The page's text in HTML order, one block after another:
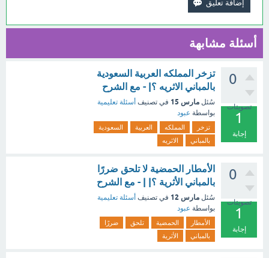
أسئلة مشابهة
0
تصويتات
1
إجابة
تزخر المملكه العربية السعودية
بالمباني الاثريه ؟| - مع الشرح
سُئل مارس 15 في تصنيف أسئلة تعليمية
بواسطة عبود
تزخر المملكه العربية
السعودية
بالمباني
الاثريه
0
تصويتات
1
إجابة
الأمطار الحمضية لا تلحق ضررًا
بالمباني الأثرية ؟| | - مع الشرح
سُئل مارس 12 في تصنيف أسئلة تعليمية
بواسطة عبود
الأمطار الحمضية تلحق
ضررًا
بالمباني
الأثرية